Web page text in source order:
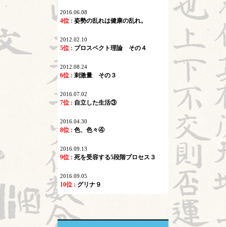
2016.06.08
4位 : 姿勢の乱れは健康の乱れ。
2012.02.10
5位 : プロスペクト理論 その４
2012.08.24
6位 : 刺激量 その３
2016.07.02
7位 : 自立した生活③
2016.04.30
8位 : 色、色々④
2016.09.13
9位 : 死を受容する5段階プロセス３
2016.09.05
10位 : グリナ９